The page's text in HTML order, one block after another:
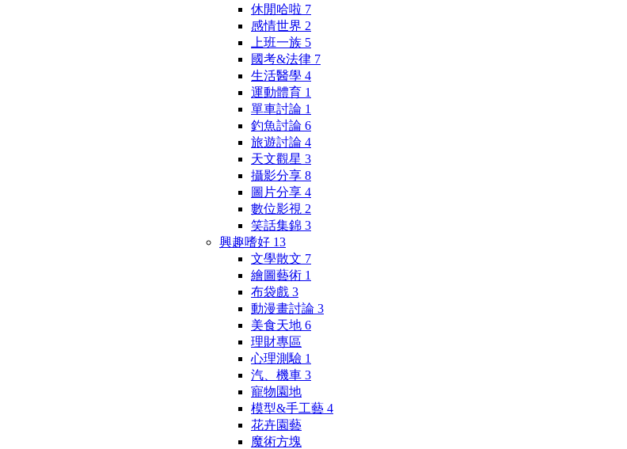
休閒哈啦 7
感情世界 2
上班一族 5
國考&法律 7
生活醫學 4
運動體育 1
單車討論 1
釣魚討論 6
旅遊討論 4
天文觀星 3
攝影分享 8
圖片分享 4
數位影視 2
笑話集錦 3
興趣嗜好 13
文學散文 7
繪圖藝術 1
布袋戲 3
動漫畫討論 3
美食天地 6
理財專區
心理測驗 1
汽、機車 3
寵物園地
模型&手工藝 4
花卉園藝
魔術方塊